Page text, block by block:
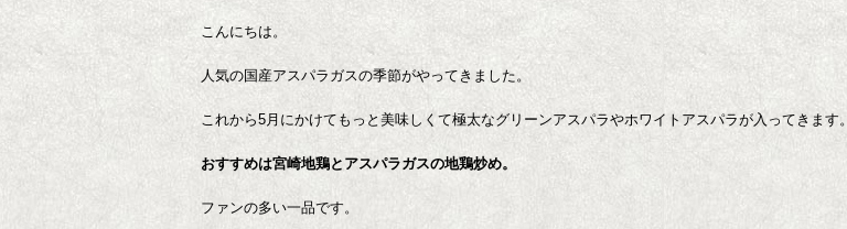
こんにちは。
人気の国産アスパラガスの季節がやってきました。
これから5月にかけてもっと美味しくて極太なグリーンアスパラやホワイトアスパラが入ってきます。
おすすめは宮崎地鶏とアスパラガスの地鶏炒め。
ファンの多い一品です。